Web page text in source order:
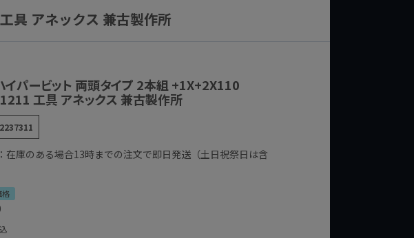
具 アネックス 兼古製作所
イパービット 両頭タイプ 2本組 +1X+2X110
工具 アネックス 兼古製作所
2237311
在庫のある場合13時までの注文で即日発送（土日祝祭日は含
格